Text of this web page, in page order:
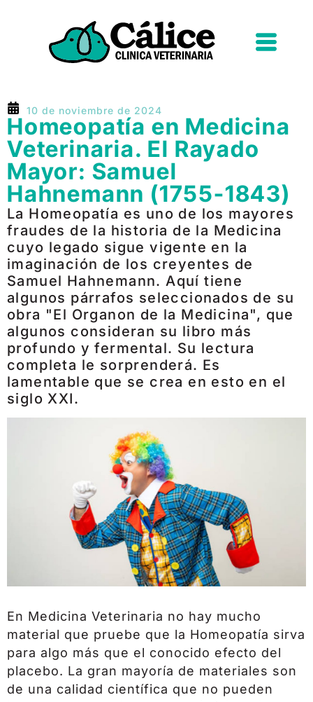
10 de noviembre de 2024
Homeopatía en Medicina
Veterinaria. El Rayado
Mayor: Samuel
Hahnemann (1755-1843)
La Homeopatía es uno de los mayores
fraudes de la historia de la Medicina
cuyo legado sigue vigente en la
imaginación de los creyentes de
Samuel Hahnemann. Aquí tiene
algunos párrafos seleccionados de su
obra "El Organon de la Medicina", que
algunos consideran su libro más
profundo y fermental. Su lectura
completa le sorprenderá. Es
lamentable que se crea en esto en el
siglo XXI.
En Medicina Veterinaria no hay mucho
material que pruebe que la Homeopatía sirva
para algo más que el conocido efecto del
placebo. La gran mayoría de materiales son
de una calidad científica que no pueden